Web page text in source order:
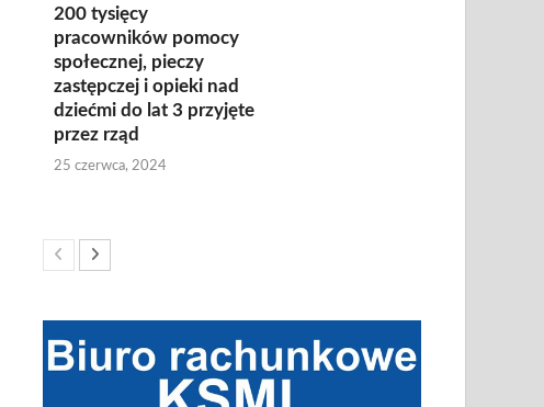
200 tysięcy
pracowników pomocy
społecznej, pieczy
zastępczej i opieki nad
dziećmi do lat 3 przyjęte
przez rząd
25 czerwca, 2024